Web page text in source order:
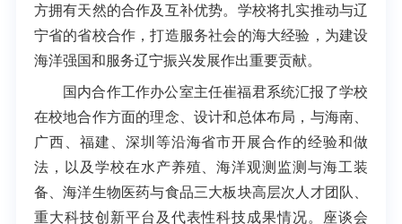
方拥有天然的合作及互补优势。学校将扎实推动与辽
宁省的省校合作，打造服务社会的海大经验，为建设
海洋强国和服务辽宁振兴发展作出重要贡献。
国内合作工作办公室主任崔福君系统汇报了学校
在校地合作方面的理念、设计和总体布局，与海南、
广西、福建、深圳等沿海省市开展合作的经验和做
法，以及学校在水产养殖、海洋观测监测与海工装
备、海洋生物医药与食品三大板块高层次人才团队、
重大科技创新平台及代表性科技成果情况。座谈会